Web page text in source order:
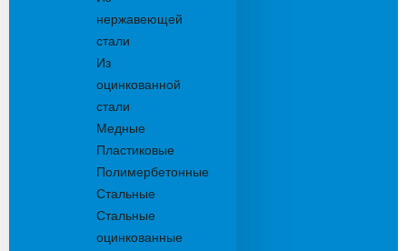
нержавеющей
стали
Из
оцинкованной
стали
Медные
Пластиковые
Полимербетонные
Стальные
Стальные
оцинкованные